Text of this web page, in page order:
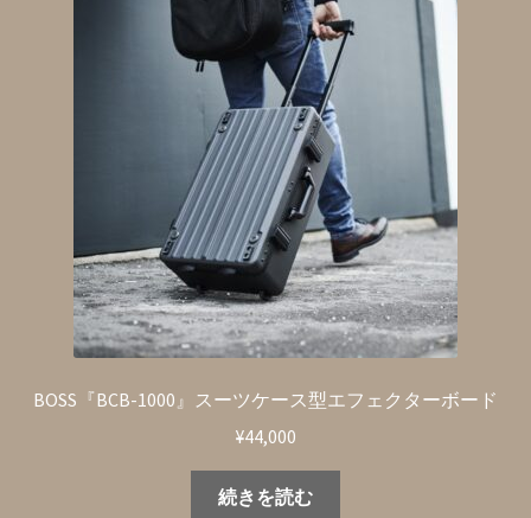
BOSS『BCB-1000』スーツケース型エフェクターボード
¥44,000
続きを読む